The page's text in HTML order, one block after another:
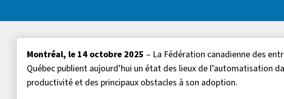
Montréal, le 14 octobre 2025 – La Fédération canadienne des
Québec publient aujourd’hui un état des lieux de l’automatisation
productivité et des principaux obstacles à son adoption.